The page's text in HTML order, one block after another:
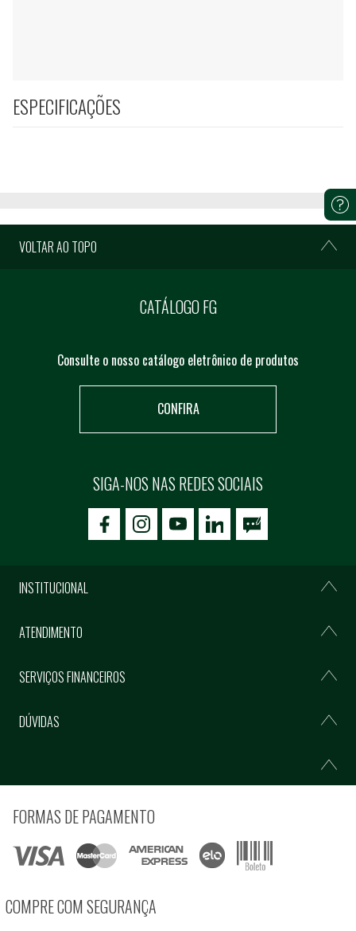
ESPECIFICAÇÕES
VOLTAR AO TOPO
CATÁLOGO FG
Consulte o nosso catálogo eletrônico de produtos
CONFIRA
SIGA-NOS NAS REDES SOCIAIS
icon-facebookicon-social02icon-social03
INSTITUCIONAL
ATENDIMENTO
SERVIÇOS FINANCEIROS
DÚVIDAS
FORMAS DE PAGAMENTO
COMPRE COM SEGURANÇA